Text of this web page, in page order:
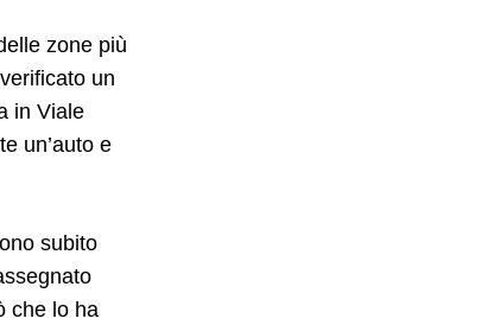
zone più
un
in Viale
un’auto e
subito
che lo ha